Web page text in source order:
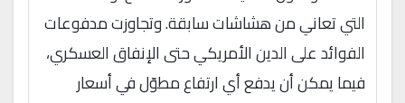
التي تعاني من هشاشات سابقة. وتجاوزت مدفوعات
الفوائد على الدين الأمريكي حتى الإنفاق العسكري،
فيما يمكن أن يدفع أي ارتفاع مطوّل في أسعار